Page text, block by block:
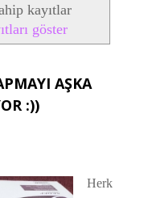
kayıtlar
göster
AŞKA
:))
Herk